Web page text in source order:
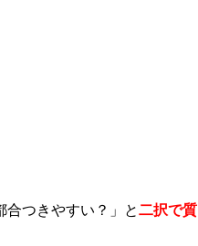
合つきやすい？」と二択で質